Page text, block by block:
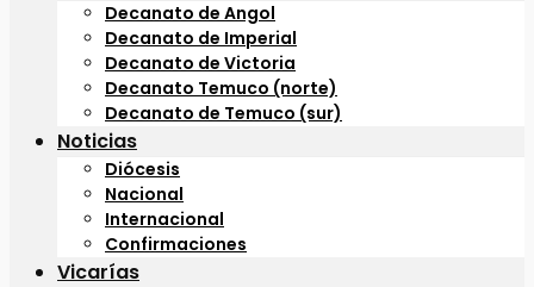
Decanato de Angol
Decanato de Imperial
Decanato de Victoria
Decanato Temuco (norte)
Decanato de Temuco (sur)
Noticias
Diócesis
Nacional
Internacional
Confirmaciones
Vicarías